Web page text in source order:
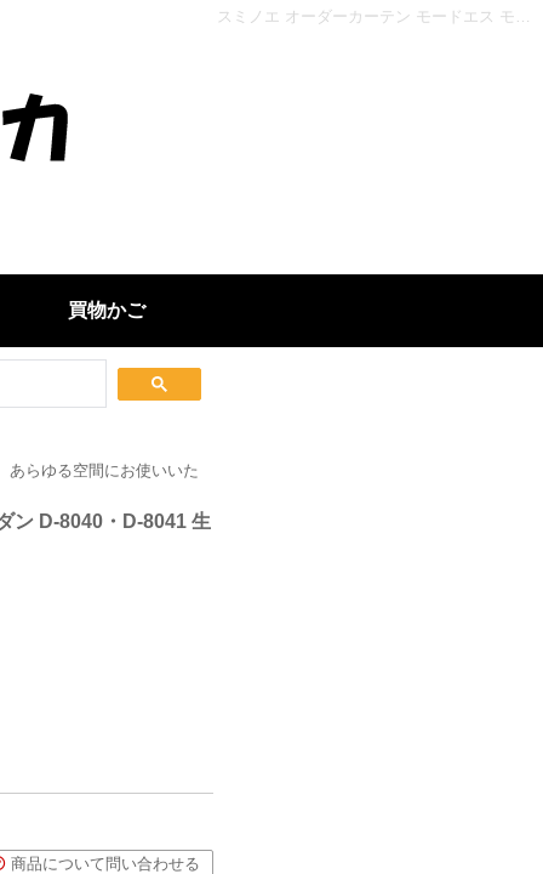
スミノエ オーダーカーテン モードエス モダン D-8040・D-8041 生地巾150cm - インテリアカタオカ
あらゆる空間にお使いいた
ン D-8040・D-8041 生
商品について問い合わせる
買物かご